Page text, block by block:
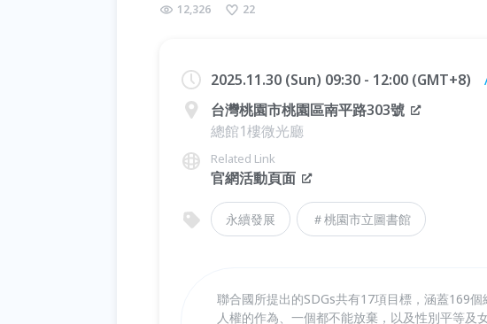
12,326 22
2025.11.30 (Sun) 09:30 - 12:00 (GMT+8)
台灣桃園市桃園區南平路303號
總館1樓微光廳
Related Link
官網活動頁面
永續發展 ＃桃園市立圖書館
聯合國所提出的SDGs共有17項目標，涵蓋169
人權的作為、一個都不能放棄，以及性別平等及